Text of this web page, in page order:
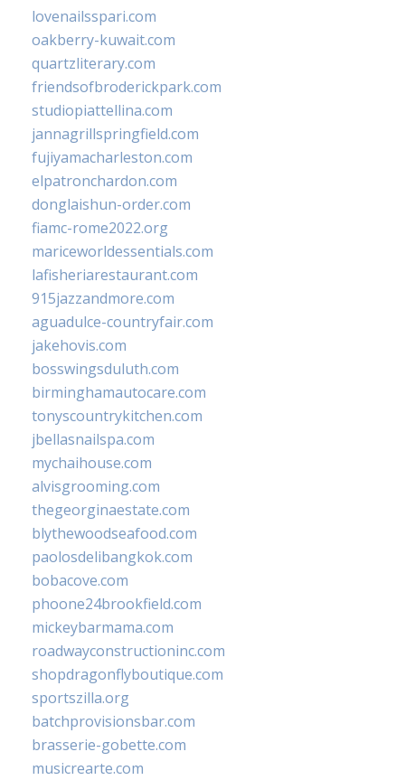
lovenailsspari.com
oakberry-kuwait.com
quartzliterary.com
friendsofbroderickpark.com
studiopiattellina.com
jannagrillspringfield.com
fujiyamacharleston.com
elpatronchardon.com
donglaishun-order.com
fiamc-rome2022.org
mariceworldessentials.com
lafisheriarestaurant.com
915jazzandmore.com
aguadulce-countryfair.com
jakehovis.com
bosswingsduluth.com
birminghamautocare.com
tonyscountrykitchen.com
jbellasnailspa.com
mychaihouse.com
alvisgrooming.com
thegeorginaestate.com
blythewoodseafood.com
paolosdelibangkok.com
bobacove.com
phoone24brookfield.com
mickeybarmama.com
roadwayconstructioninc.com
shopdragonflyboutique.com
sportszilla.org
batchprovisionsbar.com
brasserie-gobette.com
musicrearte.com